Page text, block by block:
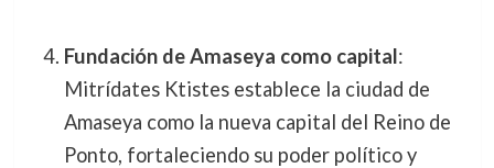
Fundación de Amaseya como capital:
Mitrídates Ktistes establece la ciudad de
Amaseya como la nueva capital del Reino de
Ponto, fortaleciendo su poder político y